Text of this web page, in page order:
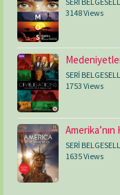
3148 Views
SERİ
1753 Views
Amerika’nın
SERİ
1635 Views